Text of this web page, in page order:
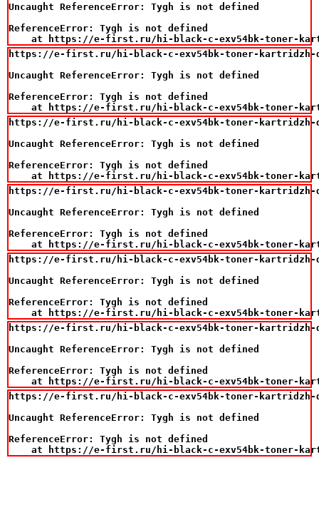
Uncaught ReferenceError: Tygh is not defined
ReferenceError: Tygh is not defined
at https://e-first.ru/hi-black-c-exv54bk-toner-
https://e-first.ru/hi-black-c-exv54bk-toner-kartridzh-
Uncaught ReferenceError: Tygh is not defined
ReferenceError: Tygh is not defined
at https://e-first.ru/hi-black-c-exv54bk-toner-
https://e-first.ru/hi-black-c-exv54bk-toner-kartridzh-
Uncaught ReferenceError: Tygh is not defined
ReferenceError: Tygh is not defined
at https://e-first.ru/hi-black-c-exv54bk-toner-
https://e-first.ru/hi-black-c-exv54bk-toner-kartridzh-
Uncaught ReferenceError: Tygh is not defined
ReferenceError: Tygh is not defined
at https://e-first.ru/hi-black-c-exv54bk-toner-
https://e-first.ru/hi-black-c-exv54bk-toner-kartridzh-
Uncaught ReferenceError: Tygh is not defined
ReferenceError: Tygh is not defined
at https://e-first.ru/hi-black-c-exv54bk-toner-
https://e-first.ru/hi-black-c-exv54bk-toner-kartridzh-
Uncaught ReferenceError: Tygh is not defined
ReferenceError: Tygh is not defined
at https://e-first.ru/hi-black-c-exv54bk-toner-
https://e-first.ru/hi-black-c-exv54bk-toner-kartridzh-
Uncaught ReferenceError: Tygh is not defined
ReferenceError: Tygh is not defined
at https://e-first.ru/hi-black-c-exv54bk-toner-